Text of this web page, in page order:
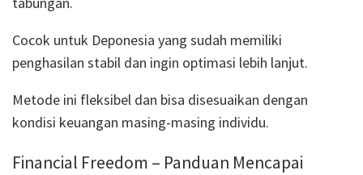
Cocok untuk Deponesia yang sudah memiliki
penghasilan stabil dan ingin optimasi lebih lanjut.
Metode ini fleksibel dan bisa disesuaikan dengan
kondisi keuangan masing-masing individu.
Financial Freedom – Panduan Mencapai